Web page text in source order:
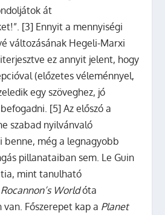
át
[3] Ennyit a mennyiségi
változásának Hegeli-Marxi
ez annyit jelent, hogy
(előzetes véleménnyel,
egy szöveghez, jó
[5] Az előszó a
szabad nyilvánvaló
benne, még a legnagyobb
pillanataiban sem. Le Guin
mint tanulható
Rocannon’s Worldóta
van. Főszerepet kap a Planet